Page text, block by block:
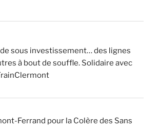
sous investissement… des lignes
à bout de souffle. Solidaire avec
Ferrand pour la Colère des Sans